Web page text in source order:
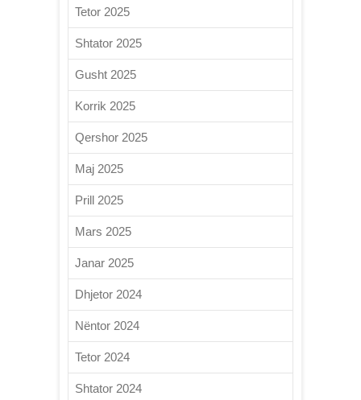
Tetor 2025
Shtator 2025
Gusht 2025
Korrik 2025
Qershor 2025
Maj 2025
Prill 2025
Mars 2025
Janar 2025
Dhjetor 2024
Nëntor 2024
Tetor 2024
Shtator 2024